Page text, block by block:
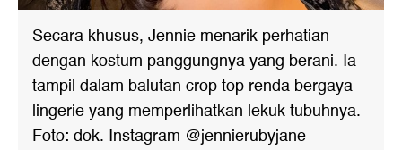
Secara khusus, Jennie menarik perhatian
dengan kostum panggungnya yang berani. Ia
tampil dalam balutan crop top renda bergaya
lingerie yang memperlihatkan lekuk tubuhnya.
Foto: dok. Instagram @jennierubyjane